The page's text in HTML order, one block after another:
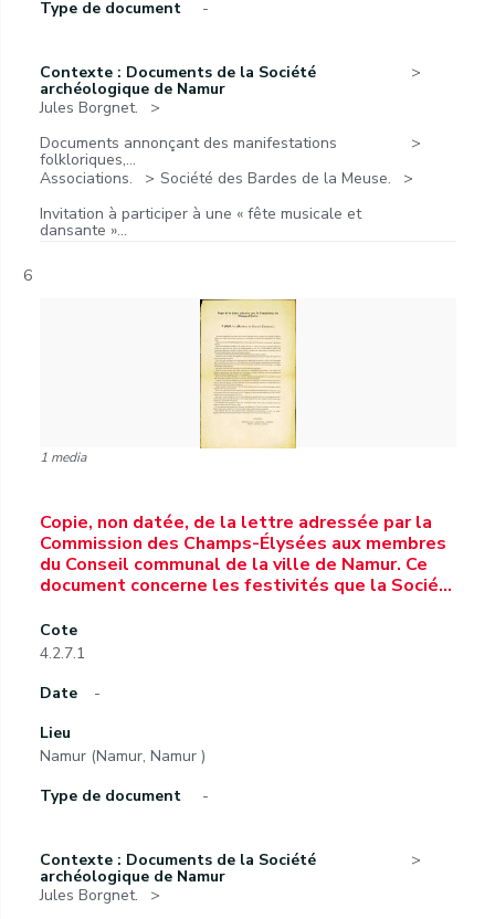
Type de document -
Contexte : Documents de la Société
archéologique de Namur
Jules Borgnet.
Documents annonçant des manifestations
folkloriques,...
Associations.
Société des Bardes de la Meuse.
Invitation à participer à une « fête musicale et
dansante »...
6
1 media
Copie, non datée, de la lettre adressée par la
Commission des Champs-Élysées aux membres
du Conseil communal de la ville de Namur. Ce
document concerne les festivités que la Socié…
Cote
4.2.7.1
Date
-
Lieu
Namur (Namur, Namur )
Type de document
-
Contexte : Documents de la Société
archéologique de Namur
Jules Borgnet.